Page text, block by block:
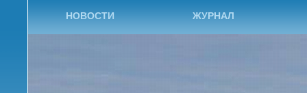
НОВОСТИ ЖУРНАЛ